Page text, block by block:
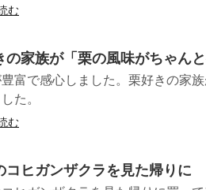
む
の家族が「栗の風味がちゃん
富で感心しました。栗好きの家
いまし
む
コヒガンザクラを見た帰りに